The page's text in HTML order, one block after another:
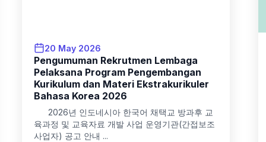
20 May 2026
Pengumuman Rekrutmen Lembaga
Pelaksana Program Pengembangan
Kurikulum dan Materi Ekstrakurikuler
Bahasa Korea 2026
육과정 및 교육자료 개발 사업 운영기관(간접보조
사업자) 공고 안내 ...